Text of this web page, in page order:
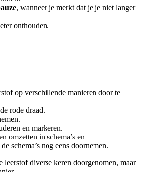
, wanneer je merkt dat je je niet langer
onthouden.
op verschillende manieren door te
rode draad.
en markeren.
omzetten in schema’s en
schema’s nog eens doornemen.
leerstof diverse keren doorgenomen, maar